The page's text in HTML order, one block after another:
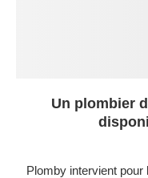
Un plombier
Plomby intervient